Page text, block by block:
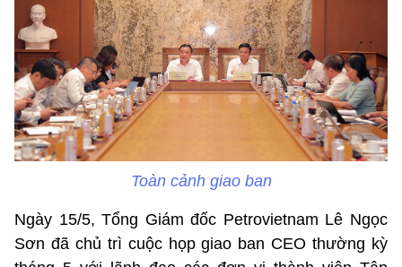
Toàn cảnh giao ban
Ngày 15/5, Tổng Giám đốc Petrovietnam Lê Ngọc
Sơn đã chủ trì cuộc họp giao ban CEO thường kỳ